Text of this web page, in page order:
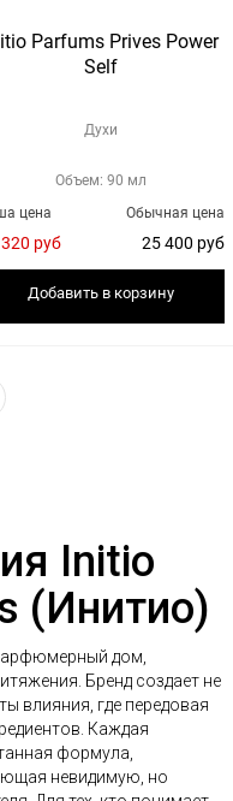
Parfums Prives Power
Self
Духи
Объем: 90 мл
Обычная цена
25 400 руб
цена
20 320 руб
Добавить в корзину
Initio
(Инитио)
дом,
Бренд создает не
влияния, где передовая
Каждая
формула,
невидимую, но